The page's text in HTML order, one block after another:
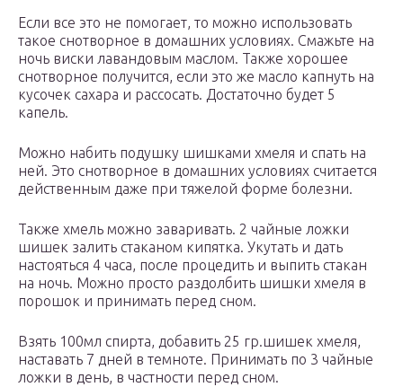
Если все это не помогает, то можно использовать
такое снотворное в домашних условиях. Смажьте на
ночь виски лавандовым маслом. Также хорошее
снотворное получится, если это же масло капнуть на
кусочек сахара и рассосать. Достаточно будет 5
капель.
Можно набить подушку шишками хмеля и спать на
ней. Это снотворное в домашних условиях считается
действенным даже при тяжелой форме болезни.
Также хмель можно заваривать. 2 чайные ложки
шишек залить стаканом кипятка. Укутать и дать
настояться 4 часа, после процедить и выпить стакан
на ночь. Можно просто раздолбить шишки хмеля в
порошок и принимать перед сном.
Взять 100мл спирта, добавить 25 гр.шишек хмеля,
наставать 7 дней в темноте. Принимать по 3 чайные
ложки в день, в частности перед сном.